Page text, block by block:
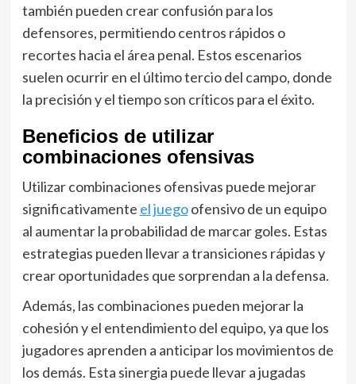
también pueden crear confusión para los
defensores, permitiendo centros rápidos o
recortes hacia el área penal. Estos escenarios
suelen ocurrir en el último tercio del campo, donde
la precisión y el tiempo son críticos para el éxito.
Beneficios de utilizar
combinaciones ofensivas
Utilizar combinaciones ofensivas puede mejorar
significativamente el juegoofensivo de un equipo
al aumentar la probabilidad de marcar goles. Estas
estrategias pueden llevar a transiciones rápidas y
crear oportunidades que sorprendan a la defensa.
Además, las combinaciones pueden mejorar la
cohesión y el entendimiento del equipo, ya que los
jugadores aprenden a anticipar los movimientos de
los demás. Esta sinergia puede llevar a jugadas